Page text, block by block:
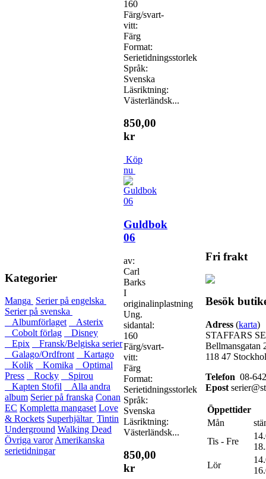
Kategorier
Manga Serier på engelska
Serier på svenska
Albumförlaget
Asterix
Cobolt förlag
Disney
Epix
Fransk/Belgiska serier
Galago/Ordfront
Kartago
Kolik
Komika
Optimal
Press
Rocky
Spirou
Kapten Stofil
Alla andra
album Serier på franska Conan
EC Kompletta mangaset Love
& Rockets Superhjältar Tintin
Underground Walking Dead
Övriga varorAmerikanska
serietidningar
160
Färg/svart-
vitt:
Färg
Format:
Serietidningsstorlek
Språk:
Svenska
Läsriktning:
Västerländsk...
850,00
kr
Köp
nu
Guldbok
06
av:
Carl
Barks
I
originalinplastning
Ung.
sidantal:
160
Färg/svart-
vitt:
Färg
Format:
Serietidningsstorlek
Språk:
Svenska
Läsriktning:
Västerländsk...
850,00
kr
Fri frakt
Besök
Adress (karta)
STAFFARS
Bellmansgatan
118 47
Telefon 08-
Epost
Öppettider
Mån
Tis - Fre
Lör